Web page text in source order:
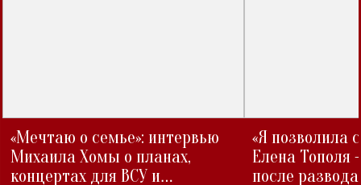
«Мечтаю о семье»: интервью
Михаила Хомы о планах,
концертах для ВСУ и
«Я позволила
Елена Тополя
после развода